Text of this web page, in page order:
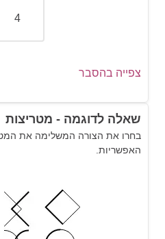
4
צפייה בהסבר
אפשר לצמצם על ידי חלוקה
שאלה לדוגמה - מטריצות
בחרו את הצורה המשלימה את
האפשריות.